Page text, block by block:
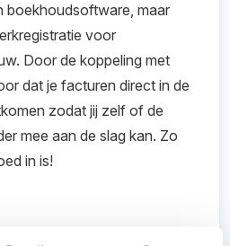
boekhoudsoftware, maar
voor
Door de koppeling met
dat je facturen direct in de
zodat jij zelf of de
mee aan de slag kan. Zo
in is!